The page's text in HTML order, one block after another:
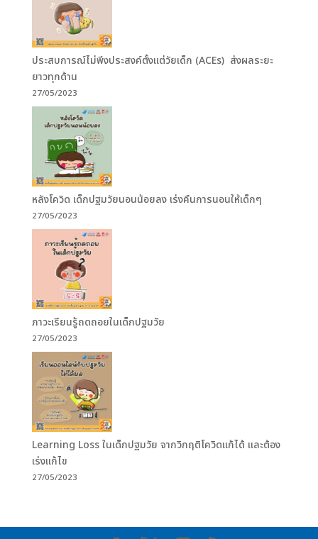
ประสบการณ์ไม่พึงประสงค์ตั้งแต่วัยเด็ก (ACEs) ส่งผลระยะ
ยาวทุกด้าน
27/05/2023
หลังโควิด เด็กปฐมวัยนอนน้อยลง เร่งคืนการนอนให้เด็กๆ
27/05/2023
ภาวะเรียนรู้ถดถอยในเด็กปฐมวัย
27/05/2023
Learning Loss ในเด็กปฐมวัย จากวิกฤติโควิดแก้ได้ และต้อง
เร่งแก้ไข
27/05/2023